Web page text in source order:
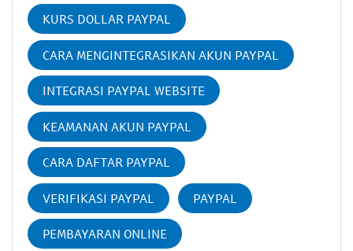
KURS DOLLAR PAYPAL
CARA MENGINTEGRASIKAN AKUN PAYPAL
INTEGRASI PAYPAL WEBSITE
KEAMANAN AKUN PAYPAL
CARA DAFTAR PAYPAL
VERIFIKASI PAYPAL PAYPAL
PEMBAYARAN ONLINE